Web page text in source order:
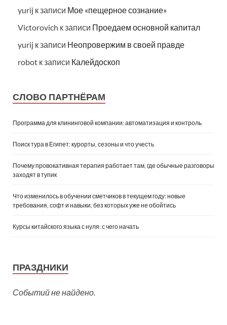
yurij к записи Мое «пещерное сознание»
Victorovich к записи Проедаем основной капитал
yurij к записи Неопровержим в своей правде
robot к записи Калейдоскоп
СЛОВО ПАРТНЁРАМ
Программа для клининговой компании: автоматизация и контроль
Поиск тура в Египет: курорты, сезоны и что учесть
Почему провокативная терапия работает там, где обычные разговоры
заходят в тупик
Что изменилось в обучении сметчиков в текущем году: новые
требования, софт и навыки, без которых уже не обойтись
Курсы китайского языка с нуля: с чего начать
ПРАЗДНИКИ
Событий не найдено.